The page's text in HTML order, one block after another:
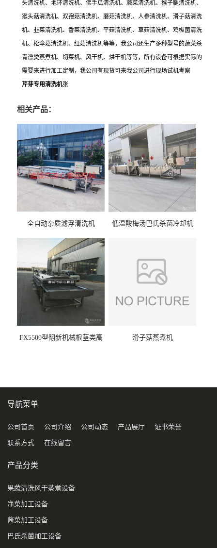
头清洗机、地环清洗机、佛手瓜清洗机、蕨菜清洗机、猴子腿清洗机、
猴头菇清洗机、双孢菇清洗机、蘑菇清洗机、人参清洗机、滑子菇清洗
机、韭菜清洗机、香菜清洗机、平菇清洗机、草菇清洗机、鸡枞菌清洗
机、松伞菇清洗机、红菇清洗机等等，我公司还生产多种型号的蔬菜杀
青漂烫蒸煮机、切菜机、风干机、烘干机等等，所有设备可根据实际的
需要来进行加工定制，我公司有现货可来我公司进行现场试机考察
芹芽专用清洗机张
相关产品：
全自动杂质滤浮清洗机 低温酸梅汤巴氏杀菌冷却机
FX5500型翻新机械根茎类高
滑子菇蒸煮机
导航菜单
公司首页 公司介绍 公司动态 产品展厅 证书荣誉
联系方式 在线留言
产品分类
果蔬清洗风干蒸煮设备
净菜加工设备
酱菜加工设备
巴氏杀菌加工设备